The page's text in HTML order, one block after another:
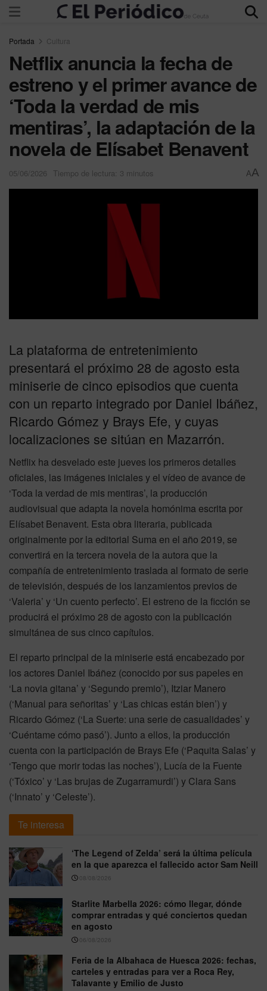
Portada Cultura
Netflix anuncia la fecha de
estreno y el primer avance de
‘Toda la verdad de mis
mentiras’, la adaptación de la
novela de Elísabet Benavent
05/06/2026 Tiempo de lectura: 3 minutos AA
La plataforma de entretenimiento
presentará el próximo 28 de agosto esta
miniserie de cinco episodios que cuenta
con un reparto integrado por Daniel Ibáñez,
Ricardo Gómez y Brays Efe, y cuyas
localizaciones se sitúan en Mazarrón.
Netflix ha desvelado este jueves los primeros detalles
oficiales, las imágenes iniciales y el vídeo de avance de
‘Toda la verdad de mis mentiras’, la producción
audiovisual que adapta la novela homónima escrita por
Elísabet Benavent. Esta obra literaria, publicada
originalmente por la editorial Suma en el año 2019, se
convertirá en la tercera novela de la autora que la
compañía de entretenimiento traslada al formato de serie
de televisión, después de los lanzamientos previos de
‘Valeria’ y ‘Un cuento perfecto’. El estreno de la ficción se
producirá el próximo 28 de agosto con la publicación
simultánea de sus cinco capítulos.
El reparto principal de la miniserie está encabezado por
los actores Daniel Ibáñez (conocido por sus papeles en
‘La novia gitana’ y ‘Segundo premio’), Itziar Manero
(‘Manual para señoritas’ y ‘Las chicas están bien’) y
Ricardo Gómez (‘La Suerte: una serie de casualidades’ y
‘Cuéntame cómo pasó’). Junto a ellos, la producción
cuenta con la participación de Brays Efe (‘Paquita Salas’ y
‘Tengo que morir todas las noches’), Lucía de la Fuente
(‘Tóxico’ y ‘Las brujas de Zugarramurdi’) y Clara Sans
(‘Innato’ y ‘Celeste’).
Te interesa
‘The Legend of Zelda’ será la última película
en la que aparezca el fallecido actor Sam Neill
08/08/2026
Starlite Marbella 2026: cómo llegar, dónde
comprar entradas y qué conciertos quedan
en agosto
06/08/2026
Feria de la Albahaca de Huesca 2026: fechas,
carteles y entradas para ver a Roca Rey,
Talavante y Emilio de Justo